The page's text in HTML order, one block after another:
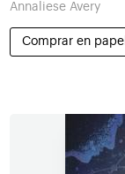
Annaliese Avery
Comprar en papel